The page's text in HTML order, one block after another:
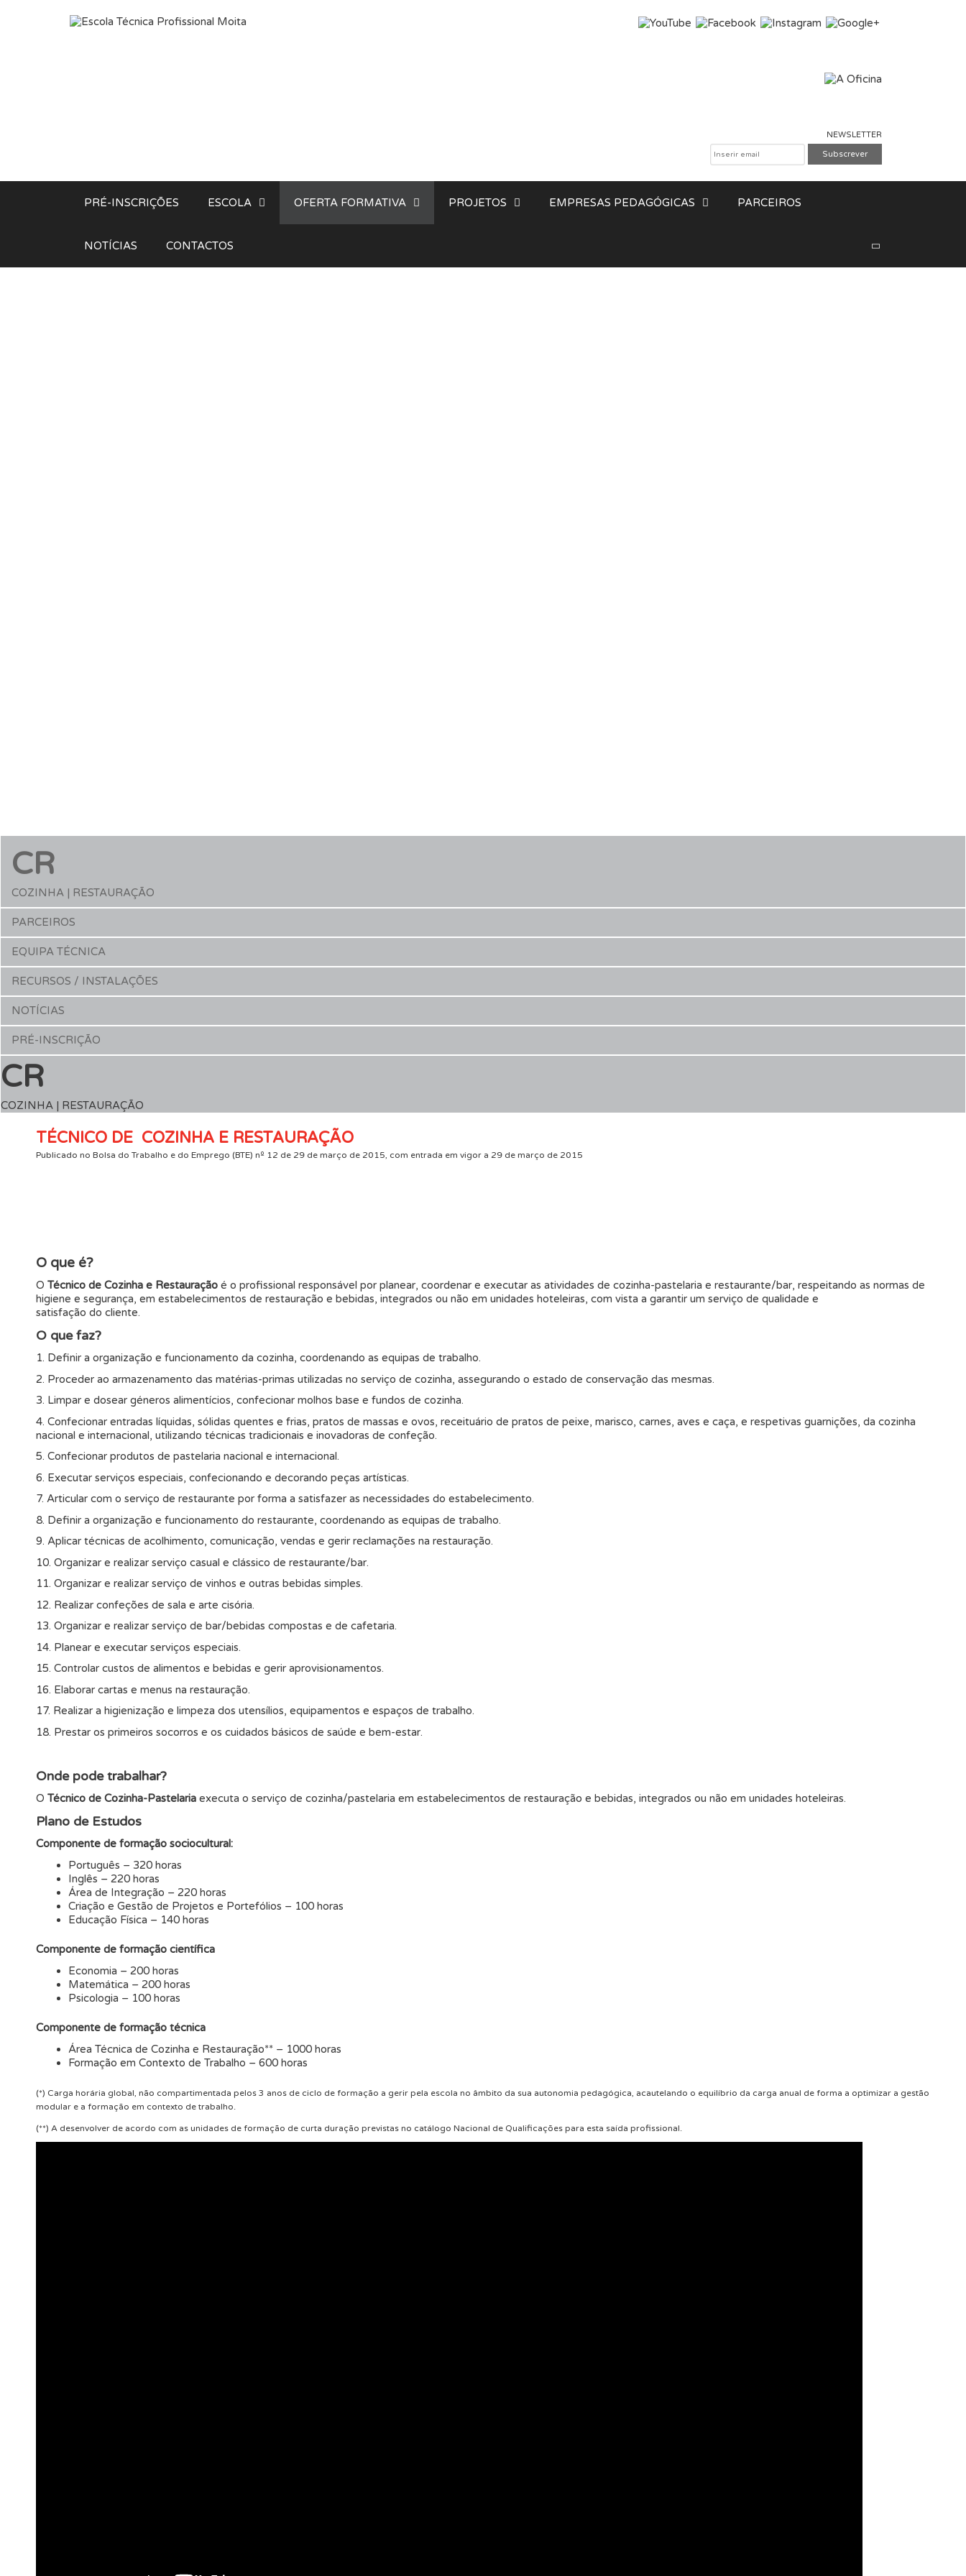
NEWSLETTER
PRÉ-INSCRIÇÕES ESCOLA OFERTA FORMATIVA PROJETOS EMPRESAS PEDAGÓGICAS PARCEIROS
NOTÍCIAS CONTACTOS Pesquisar
CR
COZINHA | RESTAURAÇÃO
PARCEIROS
EQUIPA TÉCNICA
RECURSOS / INSTALAÇÕES
NOTÍCIAS
PRÉ-INSCRIÇÃO
CR
COZINHA | RESTAURAÇÃO
TÉCNICO DE COZINHA E RESTAURAÇÃO
Publicado no Bolsa do Trabalho e do Emprego (BTE) nº 12 de 29 de março de 2015, com entrada em vigor a 29 de março de 2015
O que é?
O Técnico de Cozinha e Restauração é o profissional responsável por planear, coordenar e executar as atividades de cozinha-pastelaria e restaurante/bar, respeitando as normas de
higiene e segurança, em estabelecimentos de restauração e bebidas, integrados ou não em unidades hoteleiras, com vista a garantir um serviço de qualidade e
satisfação do cliente.
O que faz?
1. Definir a organização e funcionamento da cozinha, coordenando as equipas de trabalho.
2. Proceder ao armazenamento das matérias-primas utilizadas no serviço de cozinha, assegurando o estado de conservação das mesmas.
3. Limpar e dosear géneros alimentícios, confecionar molhos base e fundos de cozinha.
4. Confecionar entradas líquidas, sólidas quentes e frias, pratos de massas e ovos, receituário de pratos de peixe, marisco, carnes, aves e caça, e respetivas guarnições, da cozinha
nacional e internacional, utilizando técnicas tradicionais e inovadoras de confeção.
5. Confecionar produtos de pastelaria nacional e internacional.
6. Executar serviços especiais, confecionando e decorando peças artísticas.
7. Articular com o serviço de restaurante por forma a satisfazer as necessidades do estabelecimento.
8. Definir a organização e funcionamento do restaurante, coordenando as equipas de trabalho.
9. Aplicar técnicas de acolhimento, comunicação, vendas e gerir reclamações na restauração.
10. Organizar e realizar serviço casual e clássico de restaurante/bar.
11. Organizar e realizar serviço de vinhos e outras bebidas simples.
12. Realizar confeções de sala e arte cisória.
13. Organizar e realizar serviço de bar/bebidas compostas e de cafetaria.
14. Planear e executar serviços especiais.
15. Controlar custos de alimentos e bebidas e gerir aprovisionamentos.
16. Elaborar cartas e menus na restauração.
17. Realizar a higienização e limpeza dos utensílios, equipamentos e espaços de trabalho.
18. Prestar os primeiros socorros e os cuidados básicos de saúde e bem-estar.
Onde pode trabalhar?
O Técnico de Cozinha-Pastelaria executa o serviço de cozinha/pastelaria em estabelecimentos de restauração e bebidas, integrados ou não em unidades hoteleiras.
Plano de Estudos
Componente de formação sociocultural:
Português – 320 horas
Inglês – 220 horas
Área de Integração – 220 horas
Criação e Gestão de Projetos e Portefólios – 100 horas
Educação Física – 140 horas
Componente de formação científica
Economia – 200 horas
Matemática – 200 horas
Psicologia – 100 horas
Componente de formação técnica
Área Técnica de Cozinha e Restauração** – 1000 horas
Formação em Contexto de Trabalho – 600 horas
(*) Carga horária global, não compartimentada pelos 3 anos de ciclo de formação a gerir pela escola no âmbito da sua autonomia pedagógica, acautelando o equilíbrio da carga anual de forma a optimizar a gestão
modular e a formação em contexto de trabalho.
(**) A desenvolver de acordo com as unidades de formação de curta duração previstas no catálogo Nacional de Qualificações para esta saída profissional.